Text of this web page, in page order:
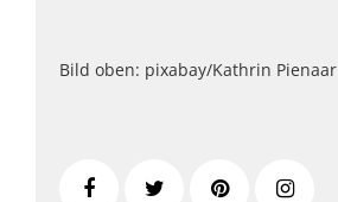
Bild oben: pixabay/Kathrin Pienaar